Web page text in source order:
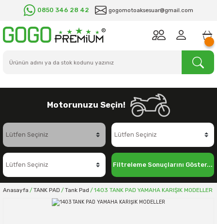
0850 346 28 42 gogomotoaksesuar@gmail.com
Motorunuzu Seçin!
Filtreleme Sonuçlarını Göster...
Anasayfa TANK PAD Tank Pad 1403 TANK PAD YAMAHA KARIŞIK MODELLER